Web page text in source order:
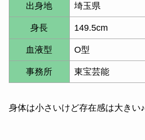
出身地 埼玉県
身長 149.5cm
血液型 O型
事務所 東宝芸能
身体は小さいけど存在感は大きい♪